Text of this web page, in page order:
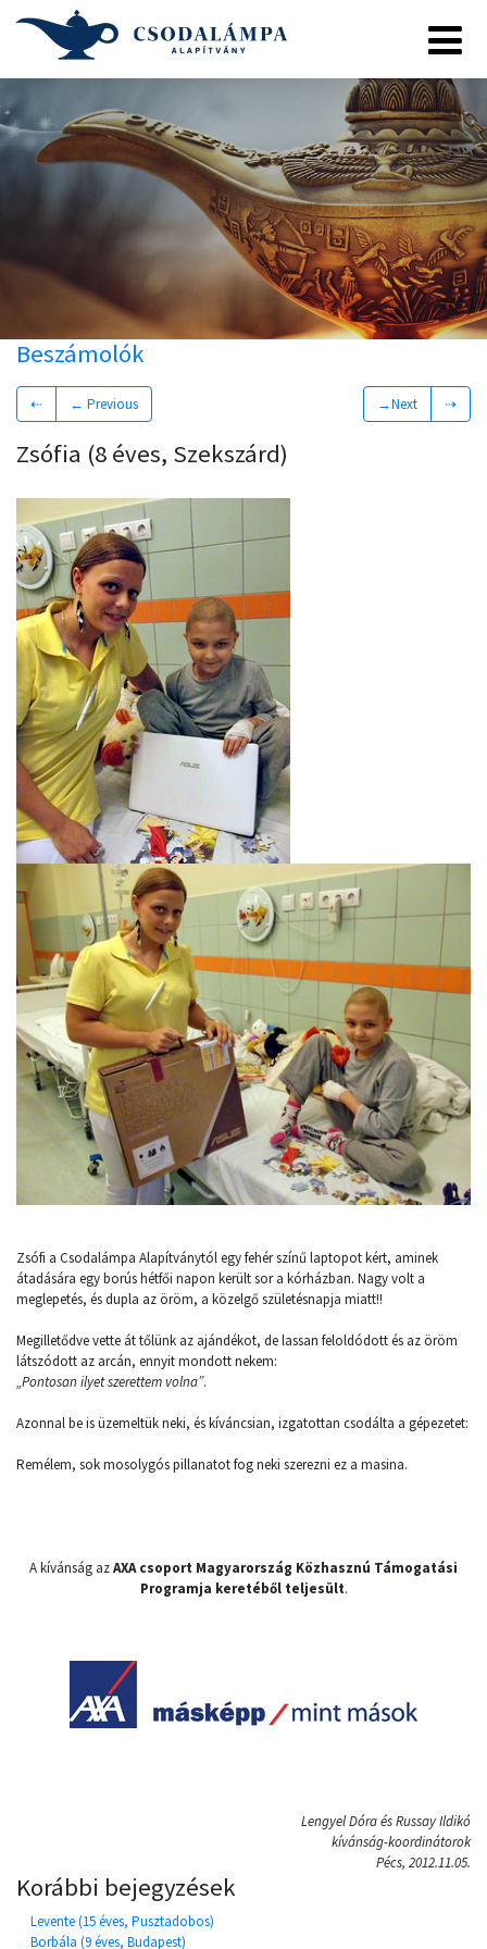
Beszámolók
⇠ ← Previous →Next ⇢
Zsófia (8 éves, Szekszárd)
Zsófi a Csodalámpa Alapítványtól egy fehér színű laptopot kért, aminek
átadására egy borús hétfői napon került sor a kórházban. Nagy volt a
meglepetés, és dupla az öröm, a közelgő születésnapja miatt!!
Megilletődve vette át tőlünk az ajándékot, de lassan feloldódott és az öröm
látszódott az arcán, ennyit mondott nekem:
„Pontosan ilyet szerettem volna”.
Azonnal be is üzemeltük neki, és kíváncsian, izgatottan csodálta a gépezetet:
Remélem, sok mosolygós pillanatot fog neki szerezni ez a masina.
A kívánság azAXA csoport Magyarország Közhasznú Támogatási
Programja keretéből teljesült.
Lengyel Dóra és Russay Ildikó
kívánság-koordinátorok
Pécs, 2012.11.05.
Korábbi bejegyzések
Levente (15 éves, Pusztadobos)
Borbála (9 éves, Budapest)